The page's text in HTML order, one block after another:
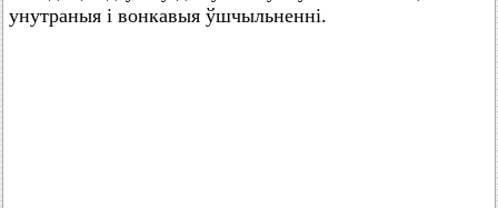
унутраныя і вонкавыя ўшчыльненні.